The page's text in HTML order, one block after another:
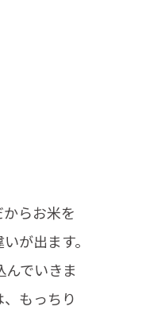
らお米を
が出ます。
でいきま
もっちり